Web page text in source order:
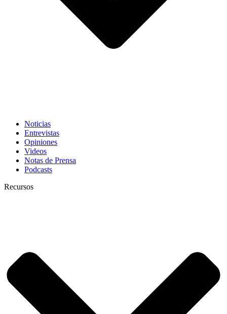
Noticias
Entrevistas
Opiniones
Videos
Notas de Prensa
Podcasts
Recursos